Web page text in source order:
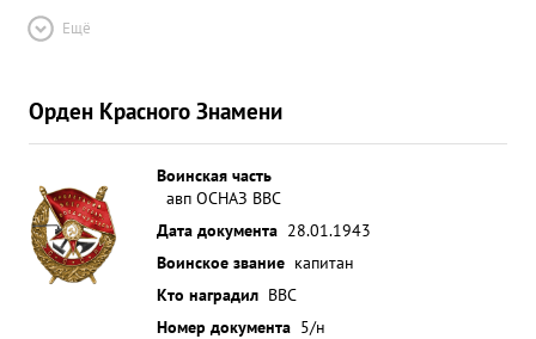
Ещё
Орден Красного Знамени
Воинская часть
авп ОСНАЗ ВВС
Дата документа 28.01.1943
Воинское звание капитан
Кто наградил ВВС
Номер документа 5/н